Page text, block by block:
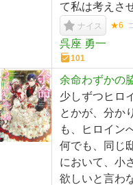
て私は考えさ
ナイス ★6
呉座 勇一
101
余命わずかの
少しずつヒロ
とかが、分か
も、ヒロイン
何でも、同じ
において、小
欲しいと言わ